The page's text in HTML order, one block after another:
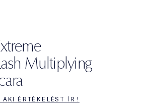
Multiplying
ÉRTÉKELÉST ÍR !